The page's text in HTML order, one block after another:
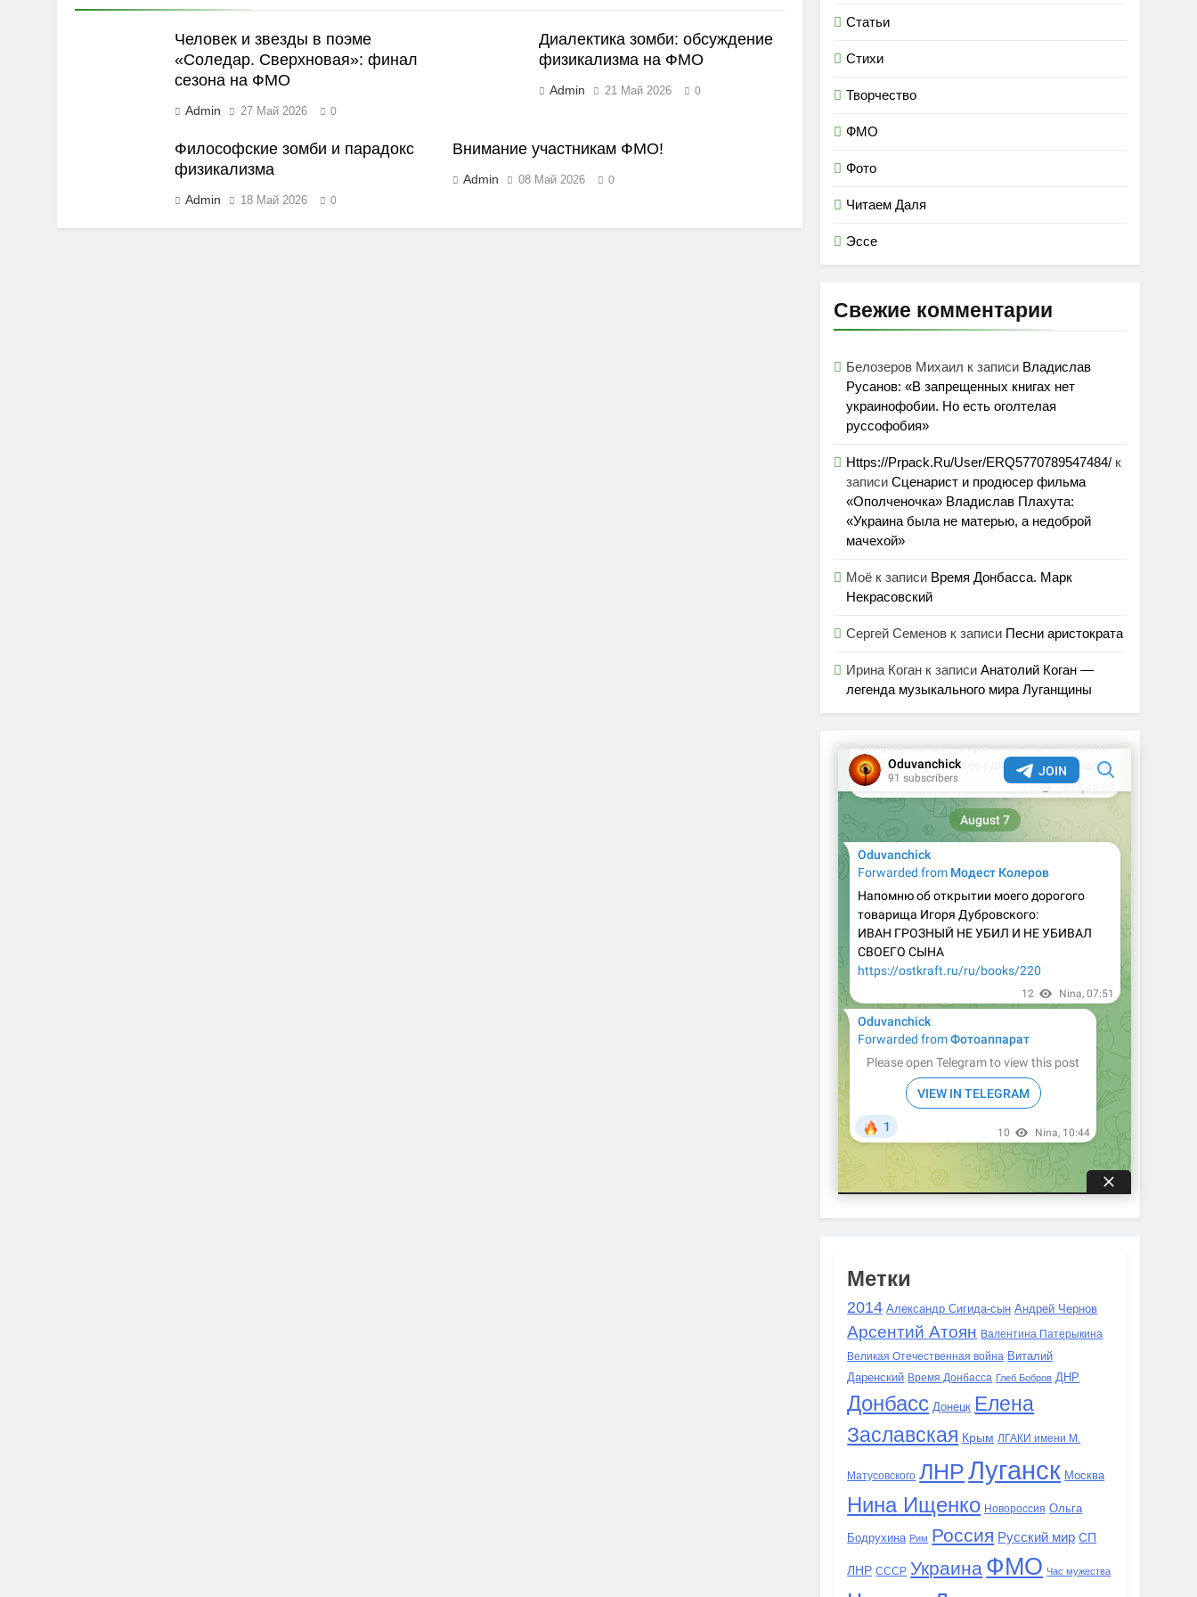
Человек и звезды в поэме
«Соледар. Сверхновая»: финал
сезона на ФМО
Admin 27 Май 2026 0
Диалектика зомби: обсуждение
физикализма на ФМО
Admin 21 Май 2026 0
Философские зомби и парадокс
физикализма
Admin 18 Май 2026 0
Внимание участникам ФМО!
Admin 08 Май 2026 0
Статьи
Стихи
Творчество
ФМО
Фото
Читаем Даля
Эссе
Свежие комментарии
Белозеров Михаил к записи Владислав
Русанов: «В запрещенных книгах нет
украинофобии. Но есть оголтелая
руссофобия»
Https://Prpack.Ru/User/ERQ5770789547484/ к
записиСценарист и продюсер фильма
«Ополченочка» Владислав Плахута:
«Украина была не матерью, а недоброй
мачехой»
Моё к записи Время Донбасса. Марк
Некрасовский
Сергей Семенов к записи Песни аристократа
Ирина Коган к записиАнатолий Коган —
легенда музыкального мира Луганщины
Метки
2014 Александр Сигида-сын Андрей Чернов
Арсентий Атоян Валентина Патерыкина
Великая Отечественная война Виталий
Даренский Время Донбасса Глеб Бобров ДНР
Донбасс Донецк Елена
Заславская Крым ЛГАКИ имени М.
Матусовского ЛНРЛуганск Москва
Нина Ищенко Новороссия Ольга
Бодрухина Рим Россия Русский мир СП
ЛНР СССР Украина ФМО Час мужества